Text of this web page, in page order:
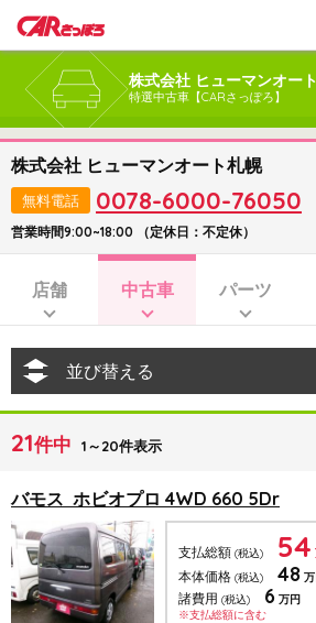
株式会社 ヒューマンオー
特選中古車【CARさっぽろ】
株式会社 ヒューマンオート札幌
無料電話 0078-6000-76050
営業時間9:00~18:00 （定休日：不定休）
店舗 中古車 パーツ
並び替える
21件中 1～20件表示
バモス ホビオプロ 4WD 660 5Dr
支払総額 (税込) 54
本体価格 (税込) 48
諸費用 (税込) 6 万円
※支払総額に含む